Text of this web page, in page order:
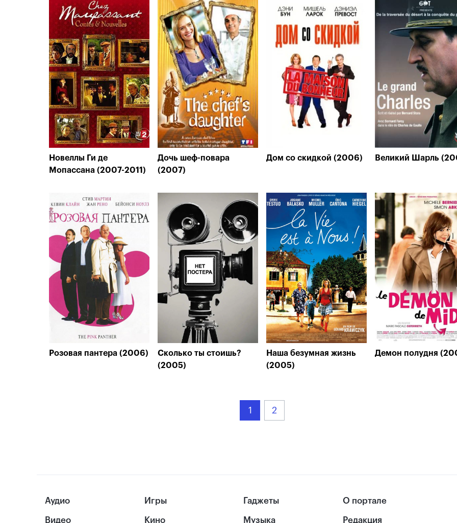
Новеллы Ги де
Мопассана (2007-2011)
Дочь шеф-повара
(2007)
Дом со скидкой (2006) Великий Шарль
Розовая пантера (2006)
Сколько ты стоишь?
(2005)
Наша безумная жизнь
(2005)
Демон полудня
1 2
Аудио
Видео
Игры
Кино
Гаджеты
Музыка
О портале
Редакция